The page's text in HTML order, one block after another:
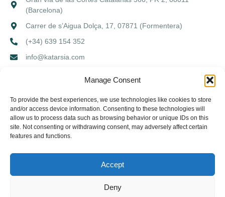
Manage Consent
To provide the best experiences, we use technologies like cookies to store
and/or access device information. Consenting to these technologies will
allow us to process data such as browsing behavior or unique IDs on this
site. Not consenting or withdrawing consent, may adversely affect certain
features and functions.
Accept
Deny
(Barcelona)
Carrer de s’Aigua Dolça, 17, 07871 (Formentera)
(+34) 639 154 352
info@katarsia.com
Aviso legalPolítica de privacidadPolítica de cookies
Copyright © 2026. Todos los derechos reservados.